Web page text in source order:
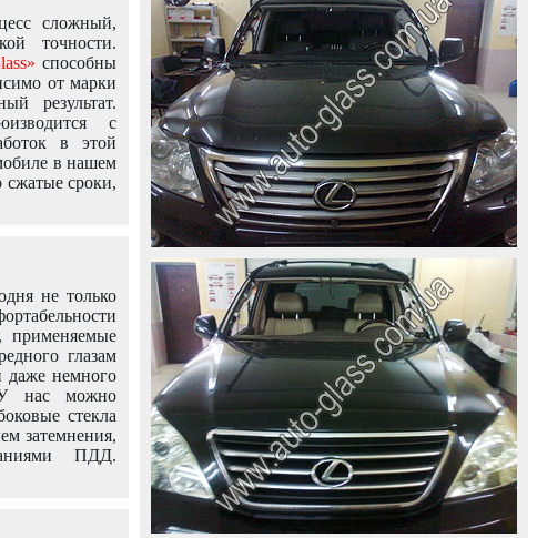
сложный,
точности.
способны
от марки
результат.
с
в этой
в нашем
сжатые сроки,
не только
применяемые
глазам
даже немного
нас можно
стекла
затемнения,
ПДД.